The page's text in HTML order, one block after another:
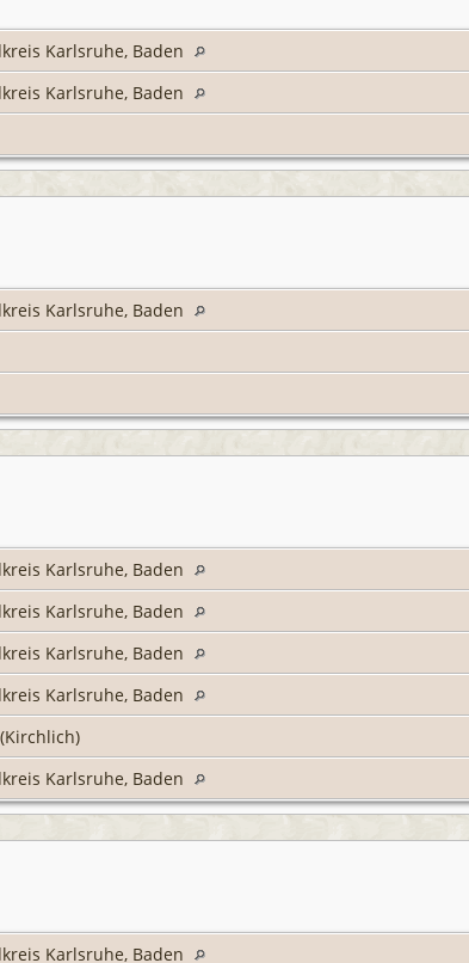
Karlsruhe, Baden
Karlsruhe, Baden
Karlsruhe, Baden
Karlsruhe, Baden
Karlsruhe, Baden
Karlsruhe, Baden
Karlsruhe, Baden
(Kirchlich)
Karlsruhe, Baden
Karlsruhe, Baden